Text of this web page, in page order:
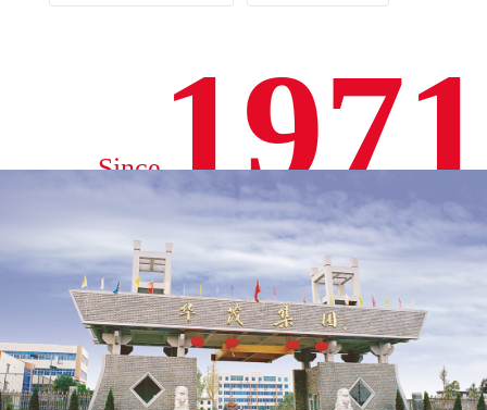
Since1971